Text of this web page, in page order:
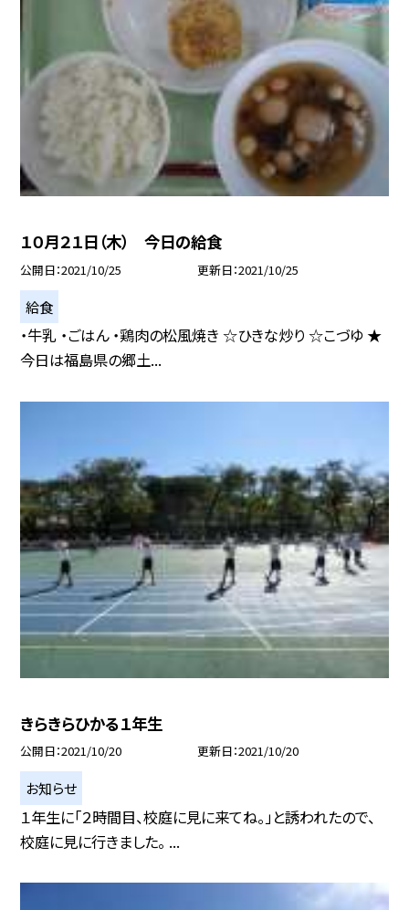
１０月２１日（木） 今日の給食
公開日 2021/10/25 更新日 2021/10/25
給食
・牛乳 ・ごはん ・鶏肉の松風焼き ☆ひきな炒り ☆こづゆ ★
今日は福島県の郷土...
きらきらひかる１年生
公開日 2021/10/20 更新日 2021/10/20
お知らせ
１年生に「２時間目、校庭に見に来てね。」と誘われたので、
校庭に見に行きました。 ...